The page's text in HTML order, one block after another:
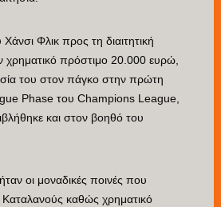
Φλικ προς τη διαιτητική
χρηματικό πρόστιμο 20.000 ευρώ,
του στον πάγκο στην πρώτη
Phase του Champions League,
και στον βοηθό του
οι μοναδικές ποινές που
καθώς χρηματικό